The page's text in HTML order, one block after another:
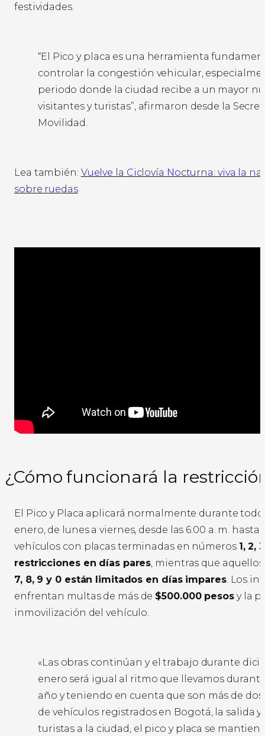
festividades.
“El Pico y placa es una herramienta
controlar la congestión vehicular,
periodo donde la ciudad recibe a un mayor
visitantes y turistas”, afirmaron desde la
Movilidad.
Lea también: Vuelve la Ciclovía Nocturna: viva la
sobre ruedas
¿Cómo funcionará la
El Pico y Placa aplicará normalmente durante
enero, de lunes a viernes, desde las 6:00 a. m. hasta
vehículos con placas terminadas en números 1, 2,
restricciones en días pares, mientras que
7, 8, 9 y 0 están limitados en días impares. Los
enfrentan multas de más de $500.000 pesosy la
inmovilización del vehículo.
«Las obras continúan y el trabajo durante
enero será igual al ritmo que llevamos
año y teniendo en cuenta que son más de
de vehículos registrados en Bogotá, la salida
turistas a la ciudad, el pico y placa se